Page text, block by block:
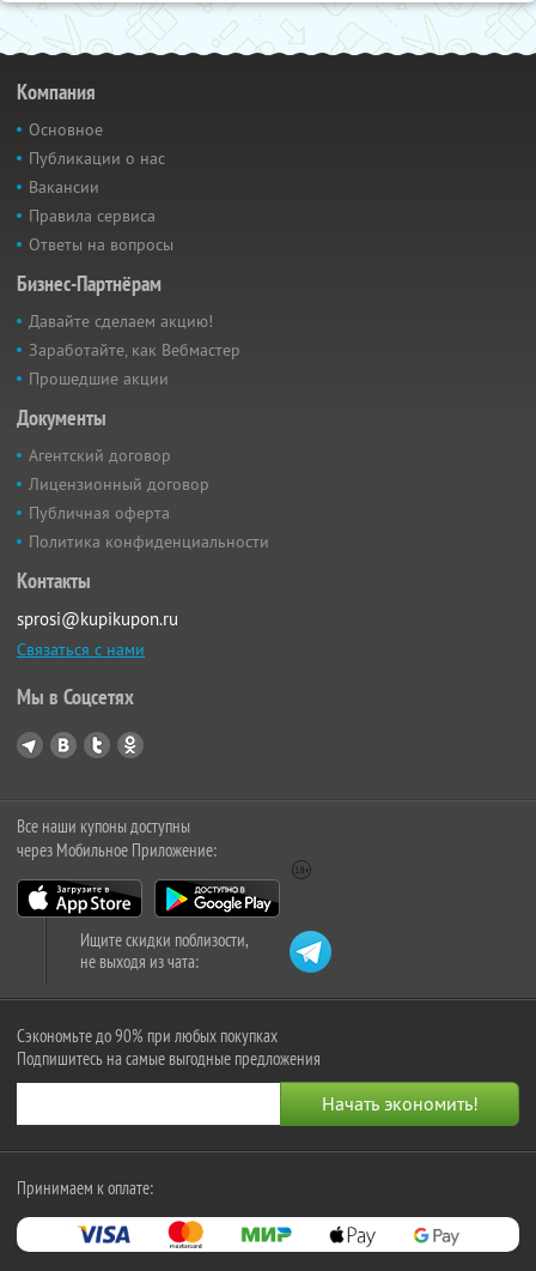
Компания
Основное
Публикации о нас
Вакансии
Правила сервиса
Ответы на вопросы
Бизнес-Партнёрам
Давайте сделаем акцию!
Заработайте, как Вебмастер
Прошедшие акции
Документы
Агентский договор
Лицензионный договор
Публичная оферта
Политика конфиденциальности
Контакты
sprosi@kupikupon.ru
Связаться с нами
Мы в Соцсетях
Все наши купоны доступны
через Мобильное Приложение:
Ищите скидки поблизости,
не выходя из чата:
Сэкономьте до 90% при любых покупках
Подпишитесь на самые выгодные предложения
Принимаем к оплате: